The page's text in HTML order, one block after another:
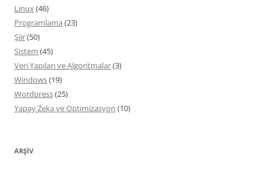
Linux(46)
Programlama (23)
Şiir(50)
Sistem (45)
Veri Yapıları ve Algoritmalar(3)
Windows(19)
Wordpress(25)
Yapay Zeka ve Optimizasyon (10)
ARŞIV